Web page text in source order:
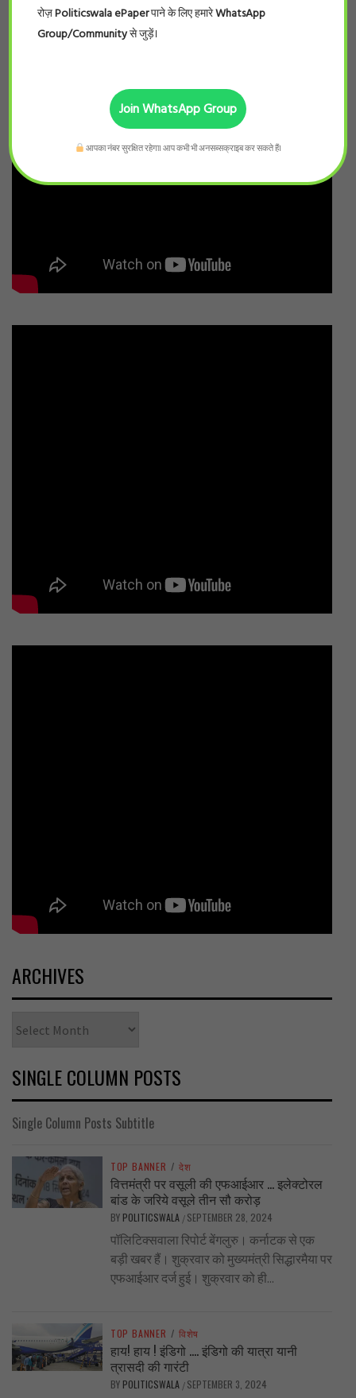
ARCHIVES
SINGLE COLUMN POSTS
Single Column Posts Subtitle
TOP BANNER / देश
वित्तमंत्री पर वसूली की एफआईआर … इलेक्टोरल
बांड के जरिये वसूले तीन सौ करोड़
BY POLITICSWALA / SEPTEMBER 28, 2024
पॉलिटिक्सवाला रिपोर्ट बेंगलुरु। कर्नाटक से एक
बड़ी खबर हैं। शुक्रवार को मुख्यमंत्री सिद्धारमैया पर
एफआईआर दर्ज हुई। शुक्रवार को ही...
TOP BANNER / विशेष
हाय! हाय ! इंडिगो …. इंडिगो की यात्रा यानी
त्रासदी की गारंटी
BY POLITICSWALA / SEPTEMBER 3, 2024
रोज़Politicswala ePaperपाने के लिए हमारेWhatsApp
Group/Communityसे जुड़ें।
Join WhatsApp Group
आपका नंबर सुरक्षित रहेगा। आप कभी भी अनसब्सक्राइब कर सकते हैं।